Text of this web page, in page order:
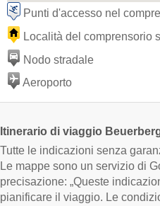
Punti d'accesso nel
Località del comprensorio
Nodo stradale
Aeroporto
Itinerario di viaggio
Tutte le indicazioni senza
Le mappe sono un servizio di
precisazione: „Queste
pianificare il viaggio. Le